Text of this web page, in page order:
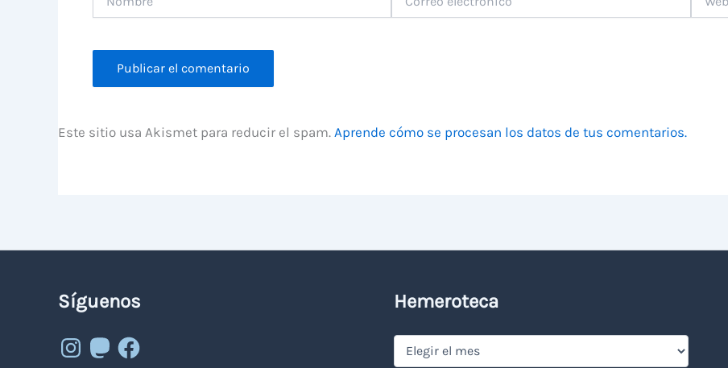
electrónico
Este sitio usa Akismet para reducir el spam. Aprende cómo se procesan los datos de tus comentarios.
Síguenos
Instagram
MastodonFacebook
Hemeroteca
Hemeroteca